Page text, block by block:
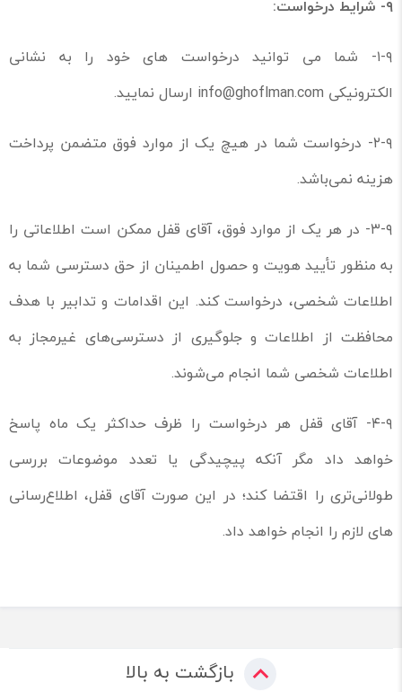
۹- شرایط درخواست:
۱-۹- شما می توانید درخواست های خود را به نشانی
الکترونیکی info@ghoflman.com ارسال نمایید.
۲-۹- درخواست شما در هیچ یک از موارد فوق متضمن پرداخت
هزینه نمی‌باشد.
۳-۹- در هر یک از موارد فوق، آقای قفل ممکن است اطلاعاتی را
به منظور تأیید هویت و حصول اطمینان از حق دسترسی شما به
اطلاعات شخصی، درخواست کند. این اقدامات و تدابیر با هدف
محافظت از اطلاعات و جلوگیری از دسترسی‌های غیرمجاز به
اطلاعات شخصی شما انجام می‌شوند.
۴-۹- آقای قفل هر درخواست را ظرف حداکثر یک ماه پاسخ
خواهد داد مگر آنکه پیچیدگی یا تعدد موضوعات بررسی
طولانی‌تری را اقتضا کند؛ در این صورت آقای قفل، اطلاع‌رسانی
های لازم را انجام خواهد داد.
بازگشت به بالا